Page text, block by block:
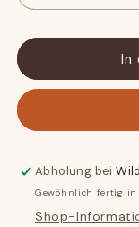
Set
In
Abholung bei
Gewöhnlich fertig in
Shop-